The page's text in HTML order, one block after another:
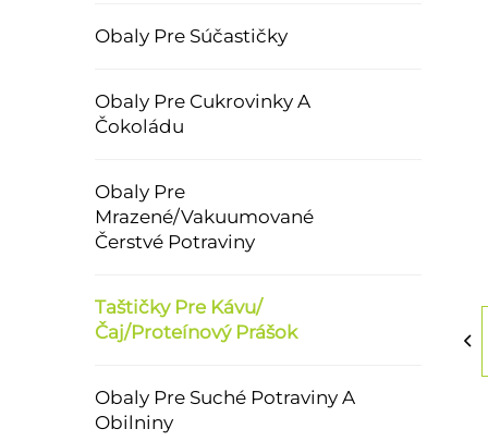
Obaly Pre Súčastičky
Obaly Pre Cukrovinky A
Čokoládu
Obaly Pre
Mrazené/Vakuumované
Čerstvé Potraviny
Taštičky Pre Kávu/
Čaj/Proteínový Prášok
Obaly Pre Suché Potraviny A
Obilniny